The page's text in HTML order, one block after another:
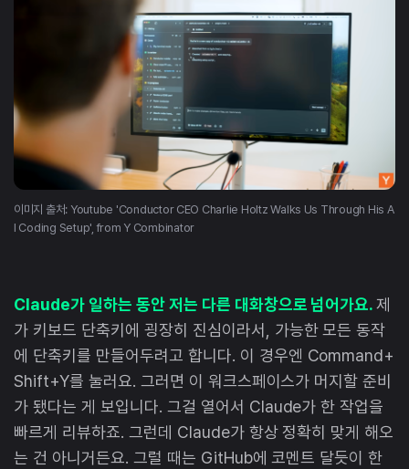
이미지 출처: Youtube 'Conductor CEO Charlie Holtz Walks Us Through His A
I Coding Setup', from Y Combinator
Claude가 일하는 동안 저는 다른 대화창으로 넘어가요.제
가 키보드 단축키에 굉장히 진심이라서, 가능한 모든 동작
에 단축키를 만들어두려고 합니다. 이 경우엔 Command+
Shift+Y를 눌러요. 그러면 이 워크스페이스가 머지할 준비
가 됐다는 게 보입니다. 그걸 열어서 Claude가 한 작업을
빠르게 리뷰하죠. 그런데 Claude가 항상 정확히 맞게 해오
는 건 아니거든요. 그럴 때는 GitHub에 코멘트 달듯이 한